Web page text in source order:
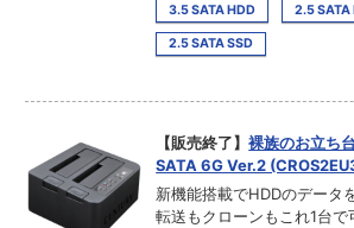
3.5 SATA HDD 2.5 SATA
2.5 SATA SSD
【販売終了】裸族のお立ち
SATA 6G Ver.2
新機能搭載でHDDのデータ
転送もクローンもこれ1台で